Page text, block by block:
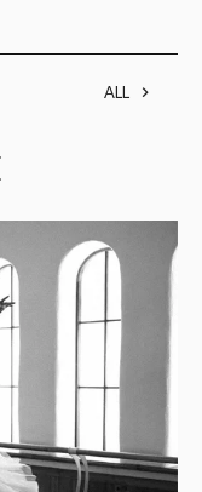
ALL